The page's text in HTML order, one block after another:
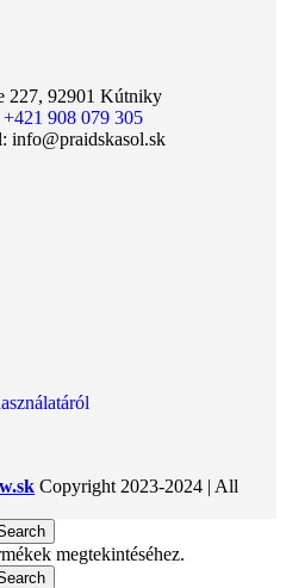
227, 92901 Kútniky
908 079 305
info@praidskasol.sk
Copyright 2023-2024 | All
megtekintéséhez.